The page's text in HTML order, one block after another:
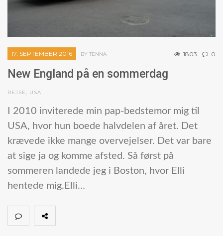
17. SEPTEMBER 2016 1803 0
BY TENNA
New England på en sommerdag
REJSE USA
I 2010 inviterede min pap-bedstemor mig til
USA, hvor hun boede halvdelen af året. Det
krævede ikke mange overvejelser. Det var bare
at sige ja og komme afsted. Så først på
sommeren landede jeg i Boston, hvor Elli
hentede mig.Elli…